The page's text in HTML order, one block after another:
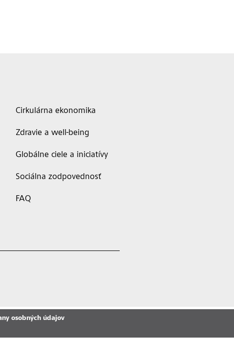
Cirkulárna ekonomika
Zdravie a well-being
Globálne ciele a iniciatívy
Sociálna zodpovednosť
FAQ
osobných údajov